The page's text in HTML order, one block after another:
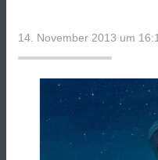
14. November 2013 um